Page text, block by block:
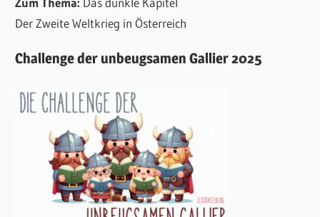
Der Zweite Weltkrieg in Österreich
Challenge der unbeugsamen Gallier 2025